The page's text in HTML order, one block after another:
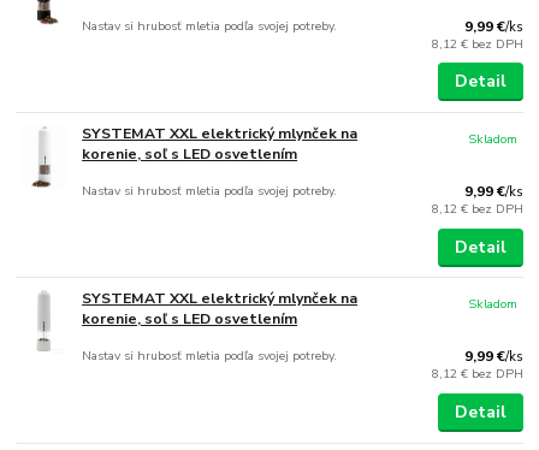
Nastav si hrubosť mletia podľa svojej potreby. 9,99 €/ks
8,12 € bez DPH
Detail
SYSTEMAT XXL elektrický mlynček na
korenie, soľ s LED osvetlením
Nastav si hrubosť mletia podľa svojej potreby. 9,99 €/ks
8,12 € bez DPH
Skladom
Detail
SYSTEMAT XXL elektrický mlynček na
korenie, soľ s LED osvetlením
Nastav si hrubosť mletia podľa svojej potreby. 9,99 €/ks
8,12 € bez DPH
Skladom
Detail